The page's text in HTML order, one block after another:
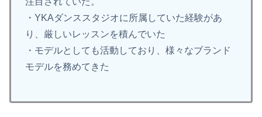
・YKAダンススタジオに所属していた経験があ
り、厳しいレッスンを積んでいた
・モデルとしても活動しており、様々なブランド
モデルを務めてきた